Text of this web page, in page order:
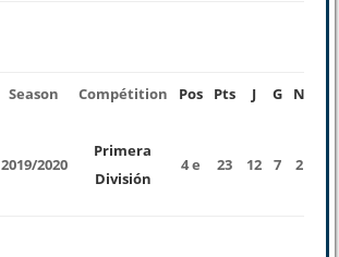
Season
Compétition Pos Pts J G N
2019/2020
Primera
División
4 e 23 12 7 2